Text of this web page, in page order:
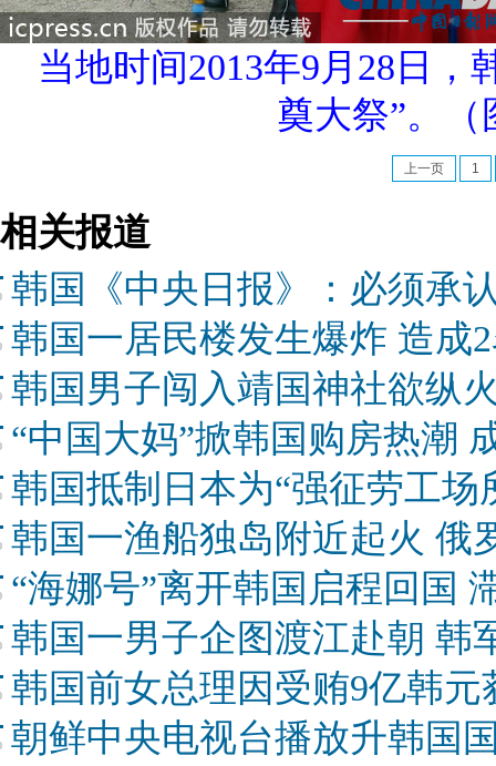
当地时间2013年9月28日
奠大祭”。
上一页 1
相关报道
韩国《中央日报》：必须承
韩国一居民楼发生爆炸 造成
韩国男子闯入靖国神社欲纵
“中国大妈”掀韩国购房热潮
韩国抵制日本为“强征劳工场
韩国一渔船独岛附近起火 俄
“海娜号”离开韩国启程回国
韩国一男子企图渡江赴朝 韩
韩国前女总理因受贿9亿韩元
朝鲜中央电视台播放升韩国